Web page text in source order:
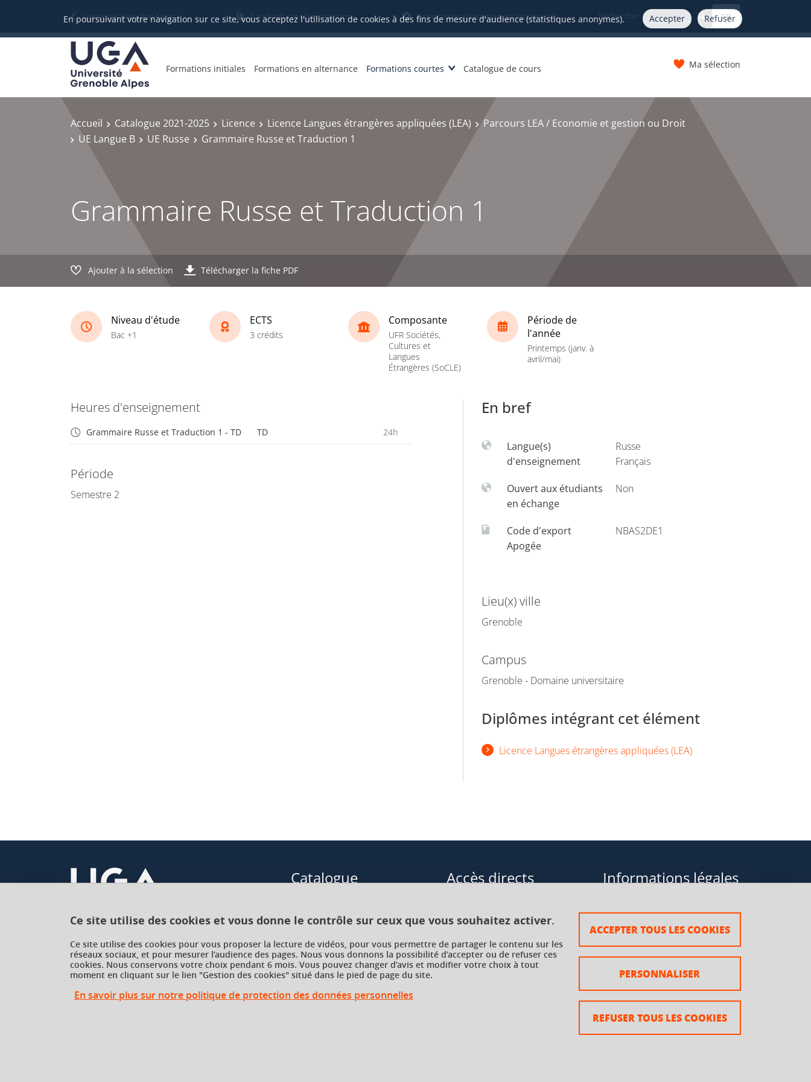
Ce site utilise des cookies et vous donne le contrôle sur ceux que vous souhaitez activer.
Ce site utilise des cookies pour vous proposer la lecture de vidéos, pour vous permettre de partager le contenu sur les
réseaux sociaux, et pour mesurer l’audience des pages. Nous vous donnons la possibilité d’accepter ou de refuser ces
cookies. Nous conservons votre choix pendant 6 mois. Vous pouvez changer d’avis et modifier votre choix à tout
moment en cliquant sur le lien "Gestion des cookies" situé dans le pied de page du site.
En savoir plus sur notre politique de protection des données personnelles
ACCEPTER TOUS LES COOKIES
REFUSER TOUS LES COOKIES
PERSONNALISER
En poursuivant votre navigation sur ce site, vous acceptez l'utilisation de cookies à des fins de mesure d'audience (statistiques anonymes). Accepter Refuser
Université Grenoble Alpes Candidatures et inscriptions Orientation et insertion professionnelle FR
Formations initiales Formations en alternance Formations courtes Catalogue de cours Ma sélection
Accueil Catalogue 2021-2025 Licence Licence Langues étrangères appliquées (LEA)
Parcours LEA / Economie et gestion ou Droit
UE Langue B
UE Russe Grammaire Russe et Traduction 1
Grammaire Russe et Traduction 1
Ajouter à la sélection Télécharger la fiche PDF
Niveau d'étude
Bac +1
ECTS
3 crédits
Composante
UFR Sociétés,
Cultures et
Langues
Étrangères (SoCLE)
Période de
l'année
Printemps (janv. à
avril/mai)
Heures d'enseignement
Grammaire Russe et Traduction 1 - TD TD 24h
Période
Semestre 2
En bref
Langue(s)
d'enseignement
Russe
Français
Ouvert aux étudiants
en échange
Non
Code d'export
Apogée
NBAS2DE1
Lieu(x) ville
Grenoble
Campus
Grenoble - Domaine universitaire
Diplômes intégrant cet élément
Licence Langues étrangères appliquées (LEA)
Université Grenoble Alpes
621 avenue Centrale
38400 Saint-Martin-d'Hères
France
Catalogue
Formations courtes
Recherche par facultés, écoles,
instituts
Accès directs
Enseignements transversaux à
choix (ETC)
Informations légales
Plan du site
Mentions légales
Crédits
Accessibilité : non conforme